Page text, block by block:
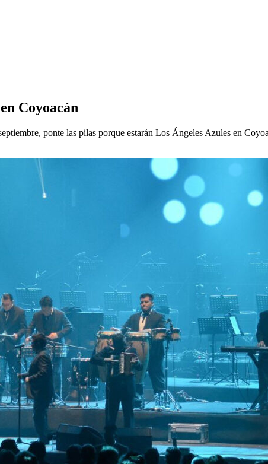
Coyoacán
ponte las pilas porque estarán Los Ángeles Azules en